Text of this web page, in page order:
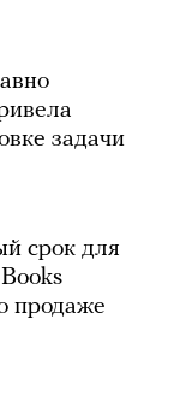
задачи
срок для
продаже